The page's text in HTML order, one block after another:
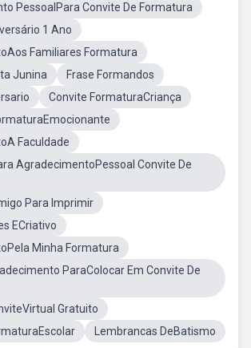
PessoalPara Convite De Formatura
1 Ano
Familiares Formatura
Junina
Frase Formandos
Convite FormaturaCriança
Faculdade
AgradecimentoPessoal Convite De
Para Imprimir
ECriativo
Minha Formatura
ParaColocar Em Convite De
Gratuito
Lembrancas DeBatismo